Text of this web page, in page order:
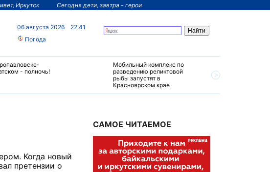
Иркутск Сегодня дети, завтра - герои
06 августа 2026
22:41
Погода
- полночь!
Мобильный комплекс по
разведению реликтовой
рыбы запустят в
Красноярском крае
Когда новый
претензии о
САМОЕ ЧИТАЕМОЕ